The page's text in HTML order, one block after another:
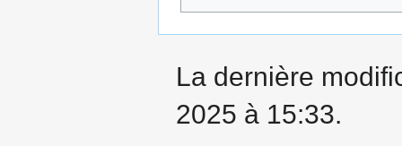
La dernière
2025 à 15:33.